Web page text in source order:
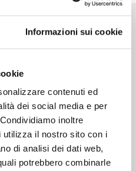
Informazioni sui cookie
contenuti ed
dei social media e per
inoltre
utilizza il nostro sito con i
di analisi dei dati web,
potrebbero combinarle
serie